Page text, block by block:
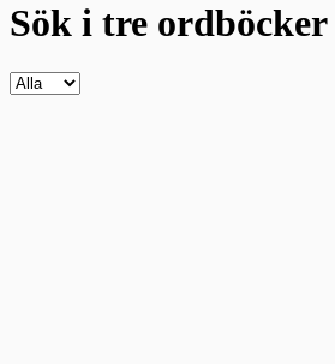
Sök i tre ordböcker